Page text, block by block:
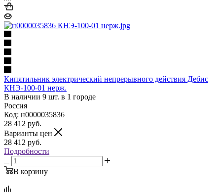
Кипятильник электрический непрерывного действия Дебис
КНЭ-100-01 нерж.
В наличии 9 шт. в 1 городе
Россия
Код: н0000035836
28 412 руб.
Варианты цен
28 412 руб.
Подробности
В корзину